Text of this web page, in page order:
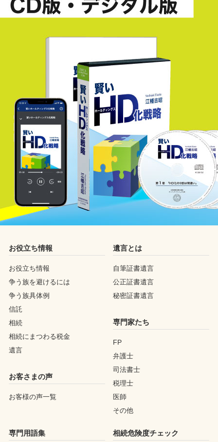
お役立ち情報
お役立ち情報
争う族を避けるには
争う族具体例
信託
相続
相続にまつわる税金
遺言
お客さまの声
お客様の声一覧
遺言とは
自筆証書遺言
公正証書遺言
秘密証書遺言
専門家たち
FP
弁護士
司法書士
税理士
医師
その他
専門用語集 相続危険度チェック